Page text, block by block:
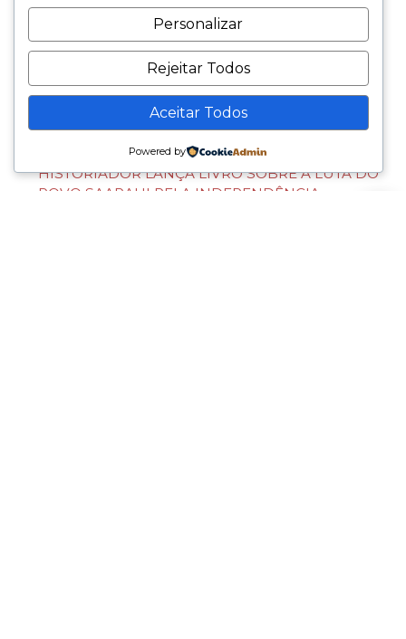
Cultura
DEPUTADO MAURICI PARTICIPA DE
HOMENAGEM AO IMAM HUSSEIN NA
MESQUITA DO BRÁS
HISTORIADOR LANÇA LIVRO SOBRE A LUTA DO
POVO SAARAUI PELA INDEPENDÊNCIA
Personalizar
Rejeitar Todos
Aceitar Todos
Powered by